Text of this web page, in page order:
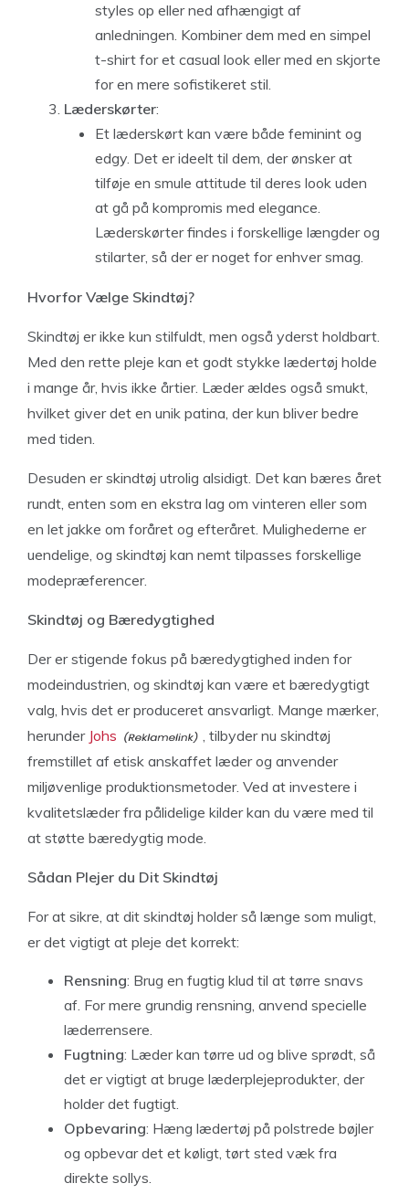
styles op eller ned afhængigt af
anledningen. Kombiner dem med en simpel
t-shirt for et casual look eller med en skjorte
for en mere sofistikeret stil.
Læderskørter:
Et læderskørt kan være både feminint og
edgy. Det er ideelt til dem, der ønsker at
tilføje en smule attitude til deres look uden
at gå på kompromis med elegance.
Læderskørter findes i forskellige længder og
stilarter, så der er noget for enhver smag.
Hvorfor Vælge Skindtøj?
Skindtøj er ikke kun stilfuldt, men også yderst holdbart.
Med den rette pleje kan et godt stykke lædertøj holde
i mange år, hvis ikke årtier. Læder ældes også smukt,
hvilket giver det en unik patina, der kun bliver bedre
med tiden.
Desuden er skindtøj utrolig alsidigt. Det kan bæres året
rundt, enten som en ekstra lag om vinteren eller som
en let jakke om foråret og efteråret. Mulighederne er
uendelige, og skindtøj kan nemt tilpasses forskellige
modepræferencer.
Skindtøj og Bæredygtighed
Der er stigende fokus på bæredygtighed inden for
modeindustrien, og skindtøj kan være et bæredygtigt
valg, hvis det er produceret ansvarligt. Mange mærker,
herunder Johs
, tilbyder nu skindtøj
fremstillet af etisk anskaffet læder og anvender
miljøvenlige produktionsmetoder. Ved at investere i
kvalitetslæder fra pålidelige kilder kan du være med til
at støtte bæredygtig mode.
Sådan Plejer du Dit Skindtøj
For at sikre, at dit skindtøj holder så længe som muligt,
er det vigtigt at pleje det korrekt:
Rensning: Brug en fugtig klud til at tørre snavs
af. For mere grundig rensning, anvend specielle
læderrensere.
Fugtning: Læder kan tørre ud og blive sprødt, så
det er vigtigt at bruge læderplejeprodukter, der
holder det fugtigt.
Opbevaring: Hæng lædertøj på polstrede bøjler
og opbevar det et køligt, tørt sted væk fra
direkte sollys.